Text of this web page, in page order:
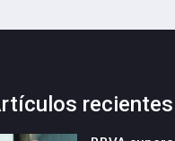
recientes